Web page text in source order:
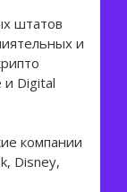
штатов
и
и Digital
компании
Disney,